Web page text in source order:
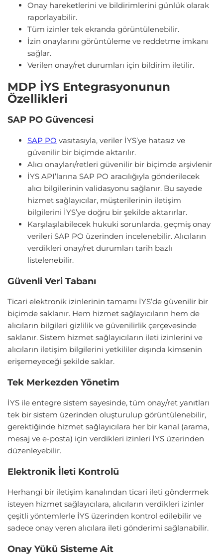
Onay hareketlerini ve bildirimlerini günlük olarak
raporlayabilir.
Tüm izinler tek ekranda görüntülenebilir.
İzin onaylarını görüntüleme ve reddetme imkanı
sağlar.
Verilen onay/ret durumları için bildirim iletilir.
MDP İYS Entegrasyonunun
Özellikleri
SAP PO Güvencesi
SAP PO vasıtasıyla, veriler İYS’ye hatasız ve
güvenilir bir biçimde aktarılır.
Alıcı onayları/retleri güvenilir bir biçimde arşivlenir
İYS API’larına SAP PO aracılığıyla gönderilecek
alıcı bilgilerinin validasyonu sağlanır. Bu sayede
hizmet sağlayıcılar, müşterilerinin iletişim
bilgilerini İYS’ye doğru bir şekilde aktarırlar.
Karşılaşılabilecek hukuki sorunlarda, geçmiş onay
verileri SAP PO üzerinden incelenebilir. Alıcıların
verdikleri onay/ret durumları tarih bazlı
listelenebilir.
Güvenli Veri Tabanı
Ticari elektronik izinlerinin tamamı İYS’de güvenilir bir
biçimde saklanır. Hem hizmet sağlayıcıların hem de
alıcıların bilgileri gizlilik ve güvenilirlik çerçevesinde
saklanır. Sistem hizmet sağlayıcıların ileti izinlerini ve
alıcıların iletişim bilgilerini yetkililer dışında kimsenin
erişemeyeceği şekilde saklar.
Tek Merkezden Yönetim
İYS ile entegre sistem sayesinde, tüm onay/ret yanıtları
tek bir sistem üzerinden oluşturulup görüntülenebilir,
gerektiğinde hizmet sağlayıcılara her bir kanal (arama,
mesaj ve e-posta) için verdikleri izinleri İYS üzerinden
düzenleyebilir.
Elektronik İleti Kontrolü
Herhangi bir iletişim kanalından ticari ileti göndermek
isteyen hizmet sağlayıcılara, alıcıların verdikleri izinler
çeşitli yöntemlerle İYS üzerinden kontrol edilebilir ve
sadece onay veren alıcılara ileti gönderimi sağlanabilir.
Onay Yükü Sisteme Ait